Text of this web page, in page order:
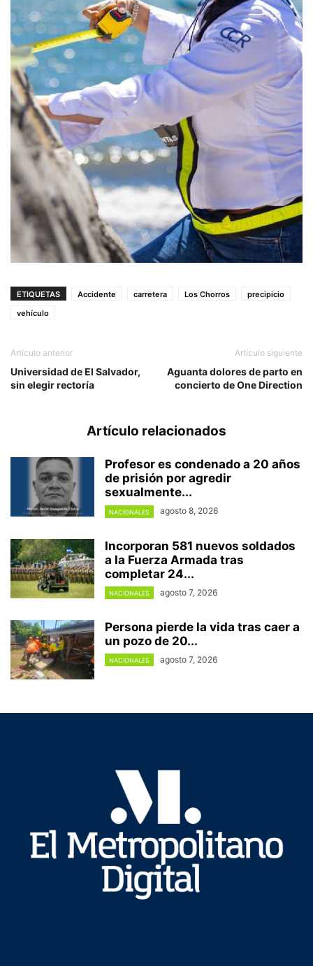
ETIQUETAS Accidente carretera Los Chorros
precipicio
vehículo
Artículo anterior
Universidad de El Salvador,
sin elegir rectoría
Artículo siguiente
Aguanta dolores de parto en
concierto de One Direction
Artículo relacionados
Profesor es condenado a 20 años
de prisión por agredir
sexualmente...
NACIONALES agosto 8, 2026
Incorporan 581 nuevos soldados
a la Fuerza Armada tras
completar 24...
NACIONALES agosto 7, 2026
Persona pierde la vida tras caer a
un pozo de 20...
NACIONALES agosto 7, 2026